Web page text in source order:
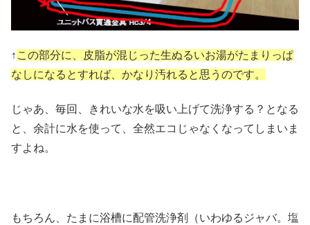
↑ この部分に、皮脂が混じった生ぬるいお湯がたまりっぱ
なしになるとすれば、かなり汚れると思うのです。
じゃあ、毎回、きれいな水を吸い上げて洗浄する？となる
と、余計に水を使って、全然エコじゃなくなってしまいま
すよね。
もちろん、たまに浴槽に配管洗浄剤（いわゆるジャバ。塩